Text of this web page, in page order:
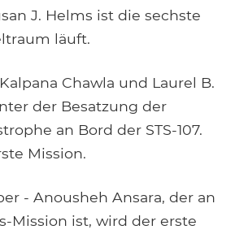
J. Helms ist die sechste
läuft.
Chawla und Laurel B.
der Besatzung der
an Bord der STS-107.
Mission.
- Anousheh Ansara, der an
Mission ist, wird der erste